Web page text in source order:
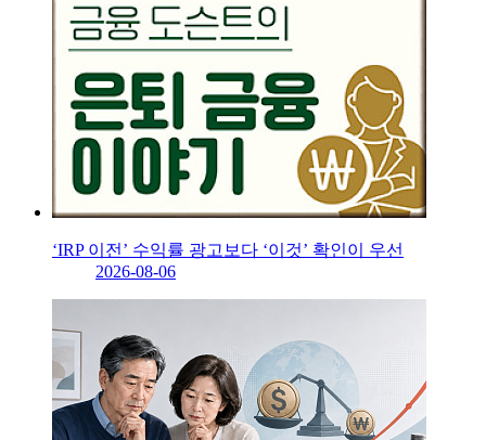
‘IRP 이전’ 수익률 광고보다 ‘이것’ 확인이 우선
2026-08-06